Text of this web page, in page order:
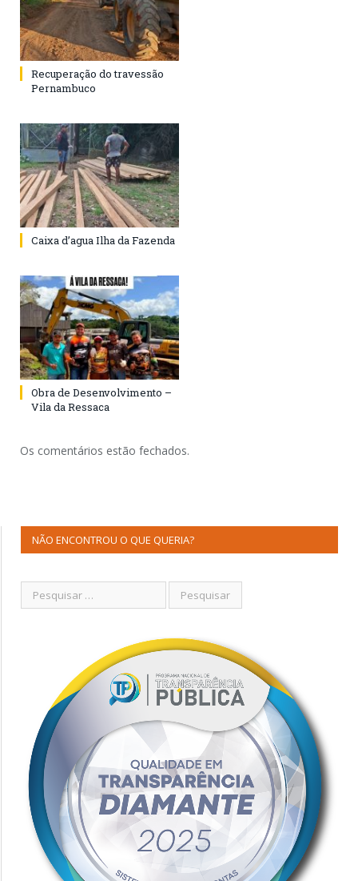
Recuperação do travessão
Pernambuco
Caixa d’agua Ilha da Fazenda
Obra de Desenvolvimento –
Vila da Ressaca
Os comentários estão fechados.
NÃO ENCONTROU O QUE QUERIA?